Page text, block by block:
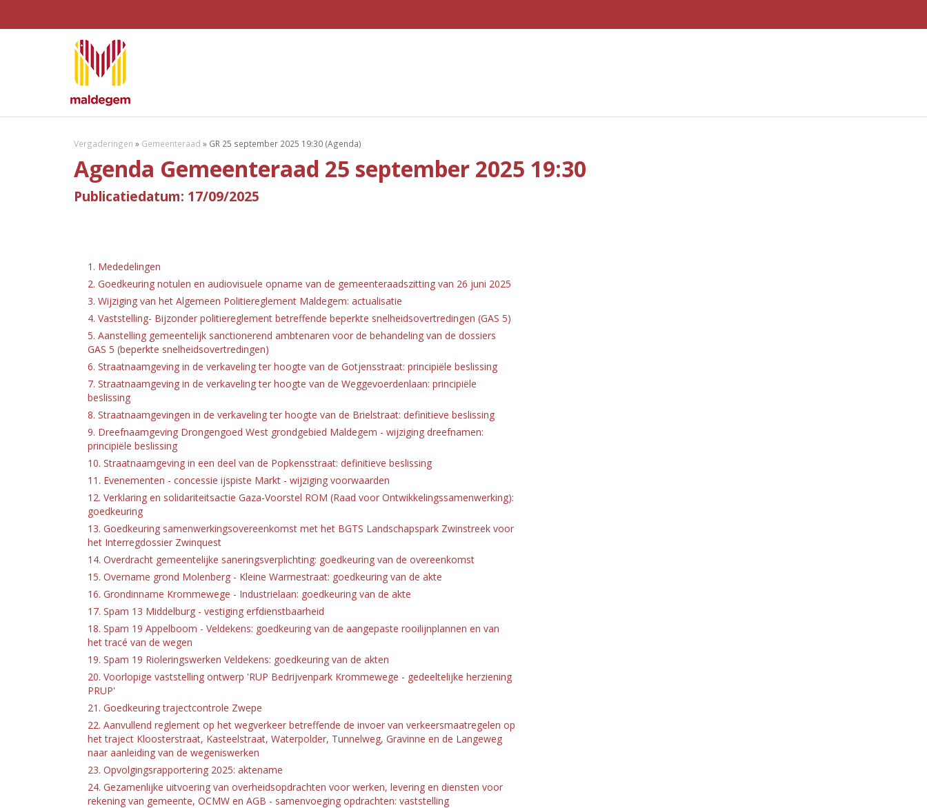
Vergaderingen » Gemeenteraad » GR 25 september 2025 19:30 (Agenda)
Agenda Gemeenteraad 25 september 2025 19:30
Publicatiedatum: 17/09/2025
1. Mededelingen
2. Goedkeuring notulen en audiovisuele opname van de gemeenteraadszitting van 26 juni 2025
3. Wijziging van het Algemeen Politiereglement Maldegem: actualisatie
4. Vaststelling- Bijzonder politiereglement betreffende beperkte snelheidsovertredingen (GAS 5)
5. Aanstelling gemeentelijk sanctionerend ambtenaren voor de behandeling van de dossiers
GAS 5 (beperkte snelheidsovertredingen)
6. Straatnaamgeving in de verkaveling ter hoogte van de Gotjensstraat: principiële beslissing
7. Straatnaamgeving in de verkaveling ter hoogte van de Weggevoerdenlaan: principiële
beslissing
8. Straatnaamgevingen in de verkaveling ter hoogte van de Brielstraat: definitieve beslissing
9. Dreefnaamgeving Drongengoed West grondgebied Maldegem - wijziging dreefnamen:
principiële beslissing
10. Straatnaamgeving in een deel van de Popkensstraat: definitieve beslissing
11. Evenementen - concessie ijspiste Markt - wijziging voorwaarden
12. Verklaring en solidariteitsactie Gaza-Voorstel ROM (Raad voor Ontwikkelingssamenwerking):
goedkeuring
13. Goedkeuring samenwerkingsovereenkomst met het BGTS Landschapspark Zwinstreek voor
het Interregdossier Zwinquest
14. Overdracht gemeentelijke saneringsverplichting: goedkeuring van de overeenkomst
15. Overname grond Molenberg - Kleine Warmestraat: goedkeuring van de akte
16. Grondinname Krommewege - Industrielaan: goedkeuring van de akte
17. Spam 13 Middelburg - vestiging erfdienstbaarheid
18. Spam 19 Appelboom - Veldekens: goedkeuring van de aangepaste rooilijnplannen en van
het tracé van de wegen
19. Spam 19 Rioleringswerken Veldekens: goedkeuring van de akten
20. Voorlopige vaststelling ontwerp 'RUP Bedrijvenpark Krommewege - gedeeltelijke herziening
PRUP'
21. Goedkeuring trajectcontrole Zwepe
22. Aanvullend reglement op het wegverkeer betreffende de invoer van verkeersmaatregelen op
het traject Kloosterstraat, Kasteelstraat, Waterpolder, Tunnelweg, Gravinne en de Langeweg
naar aanleiding van de wegeniswerken
23. Opvolgingsrapportering 2025: aktename
24. Gezamenlijke uitvoering van overheidsopdrachten voor werken, levering en diensten voor
rekening van gemeente, OCMW en AGB - samenvoeging opdrachten: vaststelling